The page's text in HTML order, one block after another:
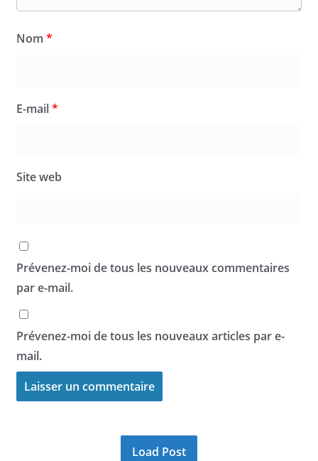
Nom *
E-mail*
Site web
Prévenez-moi de tous les nouveaux commentaires
par e-mail.
Prévenez-moi de tous les nouveaux articles par e-
mail.
Load Post